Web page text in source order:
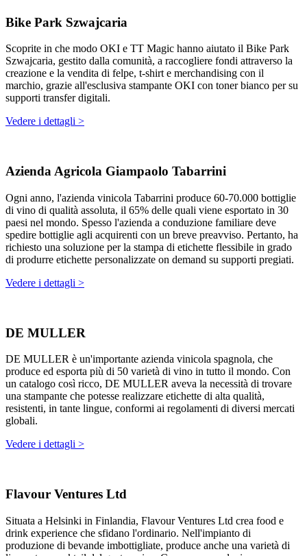
Bike Park Szwajcaria
Scoprite in che modo OKI e TT Magic hanno aiutato il Bike Park
Szwajcaria, gestito dalla comunità, a raccogliere fondi attraverso la
creazione e la vendita di felpe, t-shirt e merchandising con il
marchio, grazie all'esclusiva stampante OKI con toner bianco per su
supporti transfer digitali.
Vedere i dettagli >
Azienda Agricola Giampaolo Tabarrini
Ogni anno, l'azienda vinicola Tabarrini produce 60-70.000 bottiglie
di vino di qualità assoluta, il 65% delle quali viene esportato in 30
paesi nel mondo. Spesso l'azienda a conduzione familiare deve
spedire bottiglie agli acquirenti con un breve preavviso. Pertanto, ha
richiesto una soluzione per la stampa di etichette flessibile in grado
di produrre etichette personalizzate on demand su supporti pregiati.
Vedere i dettagli >
DE MULLER
DE MULLER è un'importante azienda vinicola spagnola, che
produce ed esporta più di 50 varietà di vino in tutto il mondo. Con
un catalogo così ricco, DE MULLER aveva la necessità di trovare
una stampante che potesse realizzare etichette di alta qualità,
resistenti, in tante lingue, conformi ai regolamenti di diversi mercati
globali.
Vedere i dettagli >
Flavour Ventures Ltd
Situata a Helsinki in Finlandia, Flavour Ventures Ltd crea food e
drink experience che sfidano l'ordinario. Nell'impianto di
produzione di bevande imbottigliate, produce anche una varietà di